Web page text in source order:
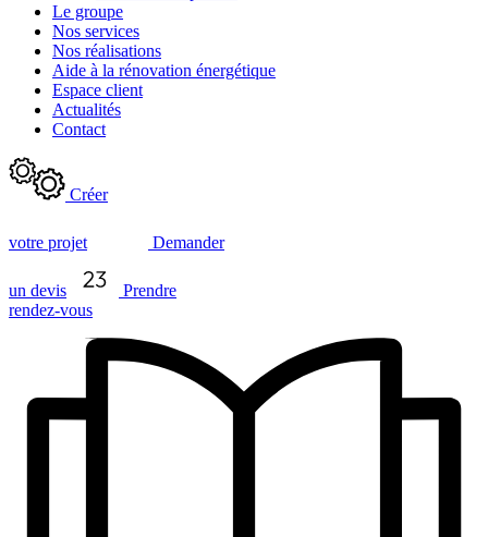
Le groupe
Nos services
Nos réalisations
Aide à la rénovation énergétique
Espace client
Actualités
Contact
Créer
votre projet Demander
un devis
Prendre
rendez-vous